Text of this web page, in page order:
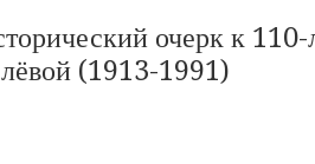
очерк к 110-
(1913-1991)